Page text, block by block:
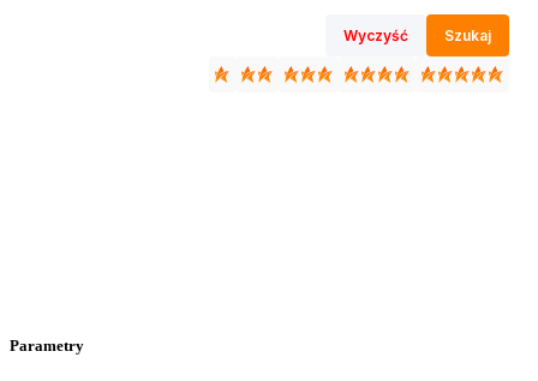
Wyczyść Szukaj
Parametry